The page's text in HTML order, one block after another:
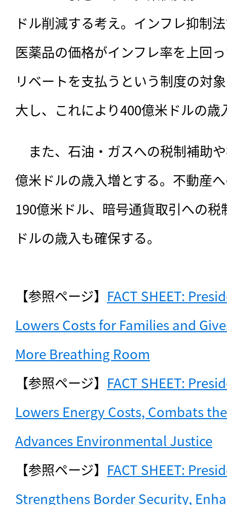
ドル削減する考え。インフレ抑制
医薬品の価格がインフレ率を上回
リベートを支払うという制度の対
大し、これにより400億米ドルの歳
また、石油・ガスへの税制補助
億米ドルの歳入増とする。不動産
190億米ドル、暗号通貨取引への
ドルの歳入も確保する。
【参照ページ】 FACT SHEET:
Lowers Costs for Families and
More Breathing Room
【参照ページ】 FACT SHEET:
Lowers Energy Costs, Combats
Advances Environmental Justice
【参照ページ】 FACT SHEET:
Strengthens Border Security,